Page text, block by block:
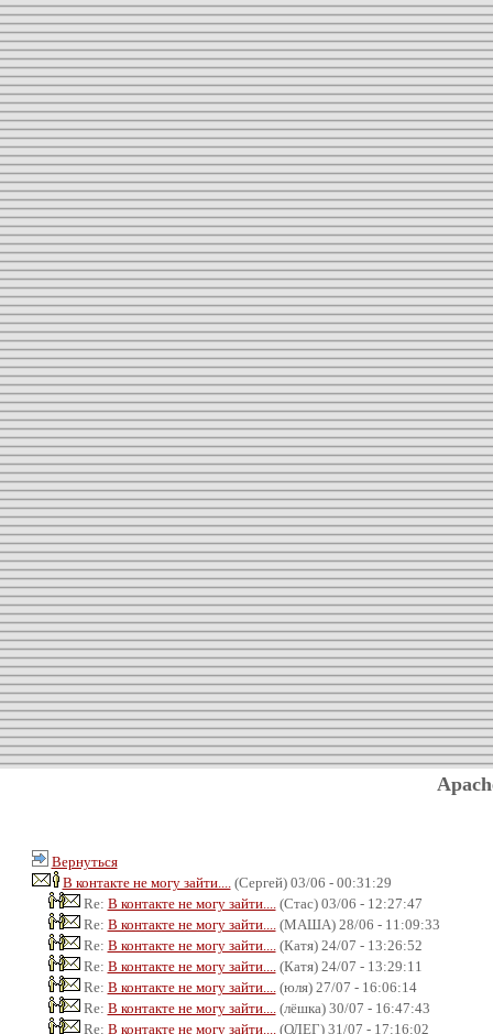
Вернуться
В контакте не могу зайти....
(Сергей) 03/06 - 00:31:29
Re: В контакте не могу зайти....
(Стас) 03/06 - 12:27:47
Re: В контакте не могу зайти....
(МАША) 28/06 - 11:09:33
Re: В контакте не могу зайти....
(Катя) 24/07 - 13:26:52
Re: В контакте не могу зайти....
(Катя) 24/07 - 13:29:11
Re: В контакте не могу зайти....
(юля) 27/07 - 16:06:14
Re: В контакте не могу зайти....
(лёшка) 30/07 - 16:47:43
Re: В контакте не могу зайти.... (ОЛЕГ) 31/07 - 17:16:02